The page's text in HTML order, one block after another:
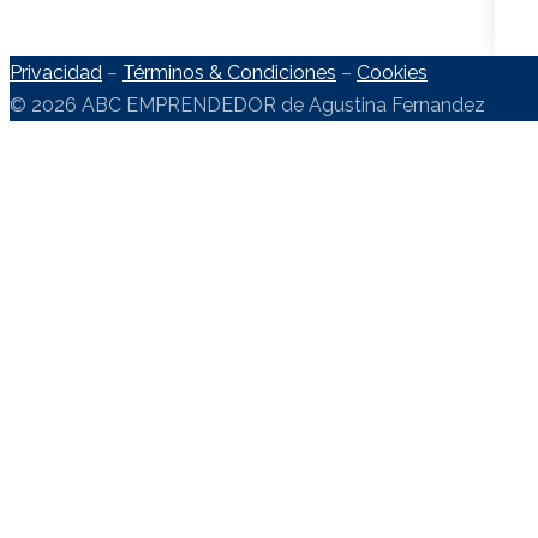
Privacidad – Términos & Condiciones – Cookies
© 2026 ABC EMPRENDEDOR de Agustina Fernandez